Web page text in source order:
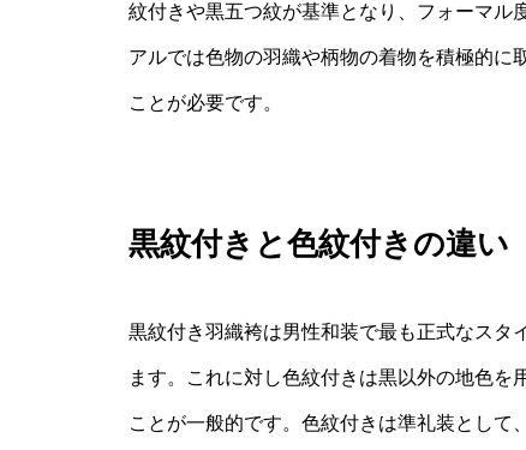
紋付きや黒五つ紋が基準となり、フォーマル
アルでは色物の羽織や柄物の着物を積極的に
ことが必要です。
黒紋付きと色紋付きの違い
黒紋付き羽織袴は男性和装で最も正式なスタ
ます。これに対し色紋付きは黒以外の地色
ことが一般的です。色紋付きは準礼装とし